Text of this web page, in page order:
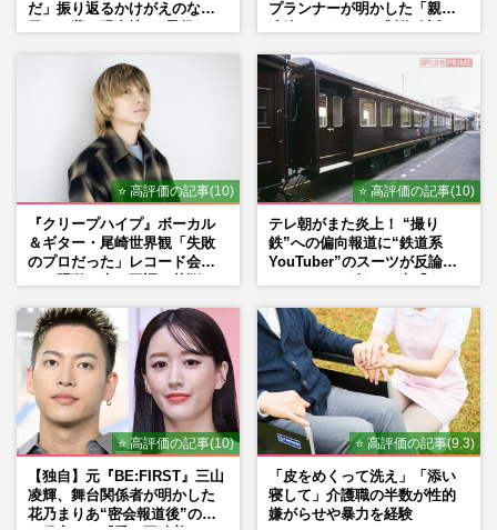
だ」振り返るかけがえのない
プランナーが明かした「親に
⭐ 高評価の記事(10)
『クリープハイプ』ボーカル
＆ギター・尾崎世界観「失敗
のプロだった」レコード会社
⭐ 高評価の記事(10)
テレ朝がまた炎上！ “撮り
鉄”への偏向報道に“鉄道系
YouTuber”のスーツが反論
は？」
⭐ 高評価の記事(10)
【独自】元『BE:FIRST』三山
凌輝、舞台関係者が明かした
花乃まりあ“密会報道後”の呆
⭐ 高評価の記事(9.3)
「皮をめくって洗え」「添い
寝して」介護職の半数が性的
嫌がらせや暴力を経験